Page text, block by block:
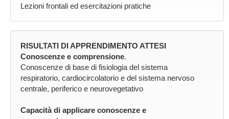
Lezioni frontali ed esercitazioni pratiche
RISULTATI DI APPRENDIMENTO ATTESI
Conoscenze e comprensione.
Conoscenze di base di fisiologia del sistema
respiratorio, cardiocircolatorio e del sistema nervoso
centrale, periferico e neurovegetativo
Capacità di applicare conoscenze e